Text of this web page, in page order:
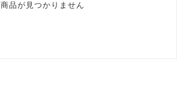
商品が見つかりません